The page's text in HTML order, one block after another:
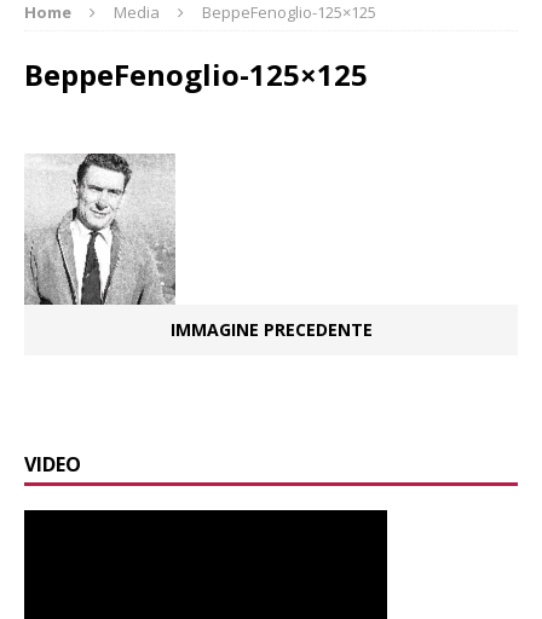
Home Media BeppeFenoglio-125×125
BeppeFenoglio-125×125
IMMAGINE PRECEDENTE
VIDEO